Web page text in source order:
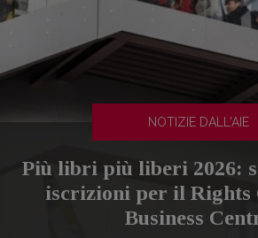
NOTIZIE DALL'AIE
Più libri più liberi 2026:
iscrizioni per il Rights
Business